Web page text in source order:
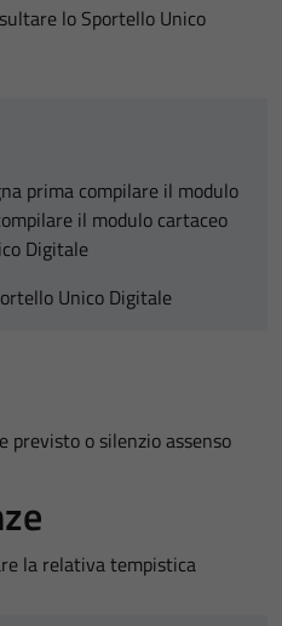
lo Sportello Unico
prima compilare il modulo
il modulo cartaceo
Digitale
Unico Digitale
previsto o silenzio assenso
la relativa tempistica